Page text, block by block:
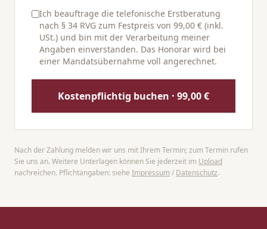
Ich beauftrage die telefonische Erstberatung
nach § 34 RVG zum Festpreis von 99,00 € (inkl.
USt.) und bin mit der Verarbeitung meiner
Angaben einverstanden. Das Honorar wird bei
einer Mandatsübernahme voll angerechnet.
Kostenpflichtig buchen · 99,00 €
Nach der Zahlung melden wir uns mit Ihrem Termin; zum Termin rufen
Sie uns an. Weitere Unterlagen können Sie jederzeit im Upload
nachreichen. Pflichtangaben: siehe Impressum / Datenschutz.